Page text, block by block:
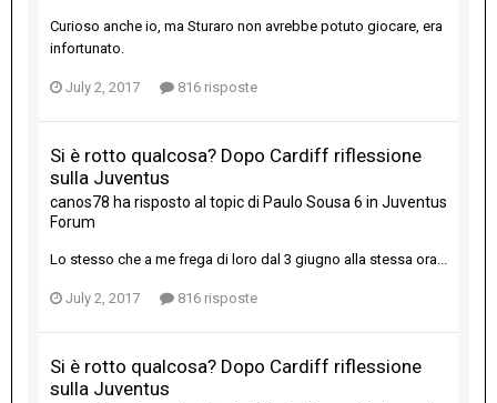
Curioso anche io, ma Sturaro non avrebbe potuto giocare, era
infortunato.
July 2, 2017 816 risposte
Si è rotto qualcosa? Dopo Cardiff riflessione
sulla Juventus
canos78 ha risposto al topic di Paulo Sousa 6 in Juventus
Forum
Lo stesso che a me frega di loro dal 3 giugno alla stessa ora...
July 2, 2017 816 risposte
Si è rotto qualcosa? Dopo Cardiff riflessione
sulla Juventus